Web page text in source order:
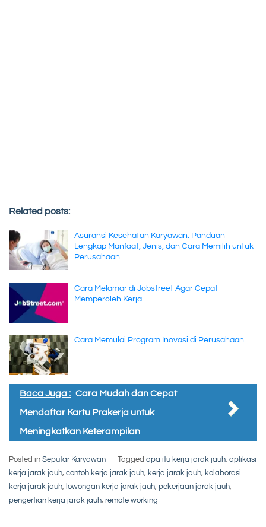
Related posts:
Asuransi Kesehatan Karyawan: Panduan
Lengkap Manfaat, Jenis, dan Cara Memilih untuk
Perusahaan
Cara Melamar di Jobstreet Agar Cepat
Memperoleh Kerja
Cara Memulai Program Inovasi di Perusahaan
Baca Juga : Cara Mudah dan Cepat
Mendaftar Kartu Prakerja untuk
Meningkatkan Keterampilan
Posted in Seputar Karyawan Tagged apa itu kerja jarak jauh, aplikasi
kerja jarak jauh, contoh kerja jarak jauh, kerja jarak jauh, kolaborasi
kerja jarak jauh, lowongan kerja jarak jauh, pekerjaan jarak jauh,
pengertian kerja jarak jauh, remote working